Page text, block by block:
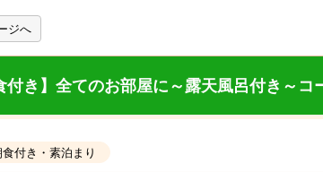
ジへ
付き】全てのお部屋に～露天風呂付き～
付き・素泊まり